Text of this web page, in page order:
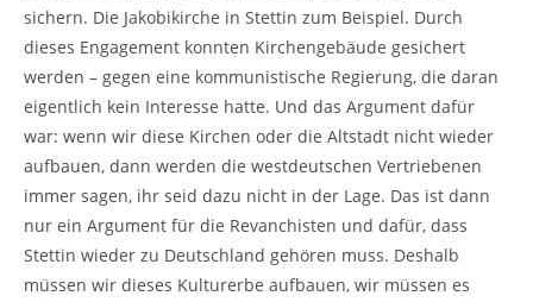
sichern. Die Jakobikirche in Stettin zum Beispiel. Durch
dieses Engagement konnten Kirchengebäude gesichert
werden – gegen eine kommunistische Regierung, die daran
eigentlich kein Interesse hatte. Und das Argument dafür
war: wenn wir diese Kirchen oder die Altstadt nicht wieder
aufbauen, dann werden die westdeutschen Vertriebenen
immer sagen, ihr seid dazu nicht in der Lage. Das ist dann
nur ein Argument für die Revanchisten und dafür, dass
Stettin wieder zu Deutschland gehören muss. Deshalb
müssen wir dieses Kulturerbe aufbauen, wir müssen es